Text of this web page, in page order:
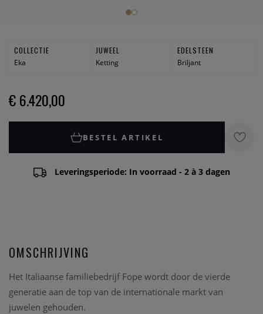
COLLECTIE
Eka
JUWEEL
Ketting
EDELSTEEN
Briljant
€ 6.420,00
BESTEL ARTIKEL
Leveringsperiode: In voorraad - 2 à 3 dagen
OMSCHRIJVING
Het Italiaanse familiebedrijf Fope wordt door de vierde
generatie aan de top van de internationale markt van
juwelen gehouden.